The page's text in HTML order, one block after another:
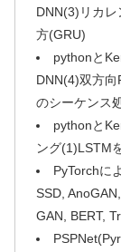
DNN(3)リカ
方(GRU)
pythonと
DNN(4)双方
のシーケンス
pythonと
ング(1)LSTM
PyTorchに
SSD,
GAN, BERT,